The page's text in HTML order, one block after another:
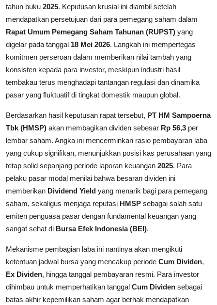
tahun buku 2025. Keputusan krusial ini diambil setelah
mendapatkan persetujuan dari para pemegang saham dalam
Rapat Umum Pemegang Saham Tahunan (RUPST) yang
digelar pada tanggal 18 Mei 2026. Langkah ini mempertegas
komitmen perseroan dalam memberikan nilai tambah yang
konsisten kepada para investor, meskipun industri hasil
tembakau terus menghadapi tantangan regulasi dan dinamika
pasar yang fluktuatif di tingkat domestik maupun global.
Berdasarkan hasil keputusan rapat tersebut, PT HM Sampoerna
Tbk (HMSP) akan membagikan dividen sebesar Rp 56,3 per
lembar saham. Angka ini mencerminkan rasio pembayaran laba
yang cukup signifikan, menunjukkan posisi kas perusahaan yang
tetap solid sepanjang periode laporan keuangan 2025. Para
pelaku pasar modal menilai bahwa besaran dividen ini
memberikan Dividend Yield yang menarik bagi para pemegang
saham, sekaligus menjaga reputasi HMSP sebagai salah satu
emiten penguasa pasar dengan fundamental keuangan yang
sangat sehat di Bursa Efek Indonesia (BEI).
Mekanisme pembagian laba ini nantinya akan mengikuti
ketentuan jadwal bursa yang mencakup periode Cum Dividen,
Ex Dividen, hingga tanggal pembayaran resmi. Para investor
dihimbau untuk memperhatikan tanggal Cum Dividen sebagai
batas akhir kepemilikan saham agar berhak mendapatkan